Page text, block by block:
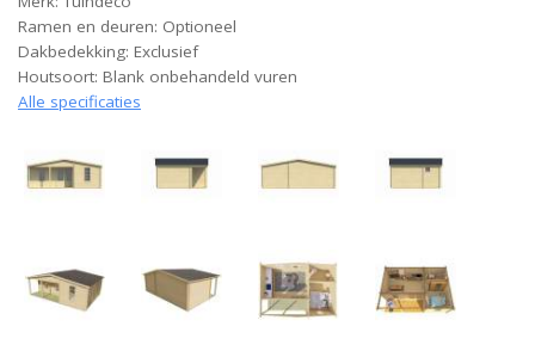
Ramen en deuren: Optioneel
Dakbedekking: Exclusief
Houtsoort: Blank onbehandeld vuren
Alle specificaties